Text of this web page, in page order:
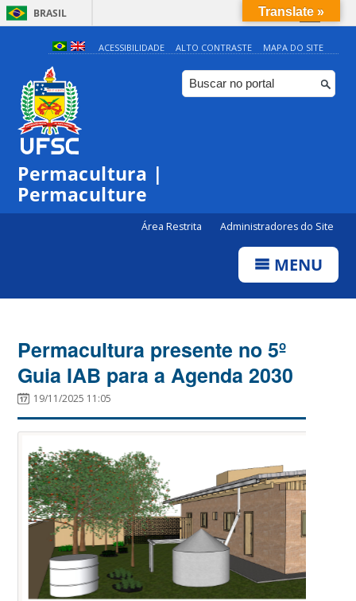
BRASIL
Simplifique!
Comunica BR
Participe
ACESSIBILIDADE ALTO CONTRASTE MAPA DO SITE
Permacultura |
Permaculture
Área Restrita Administradores do Site
MENU
Permacultura presente no 5º
Guia IAB para a Agenda 2030
19/11/2025 11:05
Translate »